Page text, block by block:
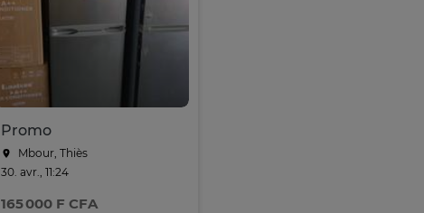
Promo
Mbour, Thiès
30. avr., 11:24
165 000 F CFA